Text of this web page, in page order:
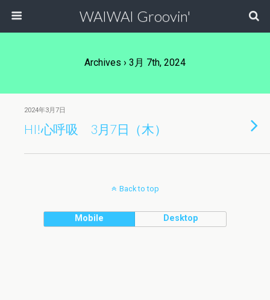
WAIWAI Groovin'
Archives › 3月 7th, 2024
2024年3月7日
HI!心呼吸 3月7日（木）
Back to top
Mobile Desktop